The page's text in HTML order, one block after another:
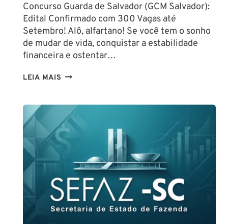
Concurso Guarda de Salvador (GCM Salvador):
Edital Confirmado com 300 Vagas até
Setembro! Alô, alfartano! Se você tem o sonho
de mudar de vida, conquistar a estabilidade
financeira e ostentar…
LEIA MAIS CONCURSO
SALVADOR
(GCM
SALVADOR):
CONFIRMADO
PARA
SETEMBRO!